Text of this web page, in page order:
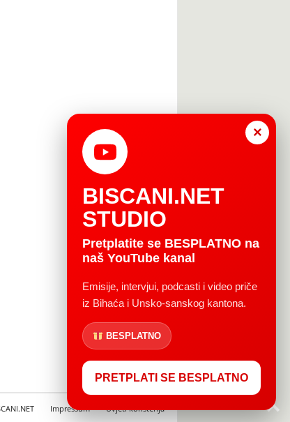
Impressum Uvjeti korištenja
×
BISCANI.NET
STUDIO
Pretplatite se BESPLATNO na
naš YouTube kanal
Emisije, intervjui, podcasti i video priče
iz Bihaća i Unsko-sanskog kantona.
BESPLATNO
PRETPLATI SE BESPLATNO